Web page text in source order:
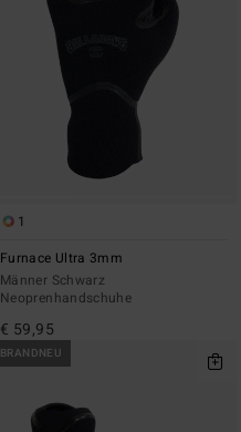
1
Furnace Ultra 3mm
Männer Schwarz
Neoprenhandschuhe
€ 59,95
BRANDNEU